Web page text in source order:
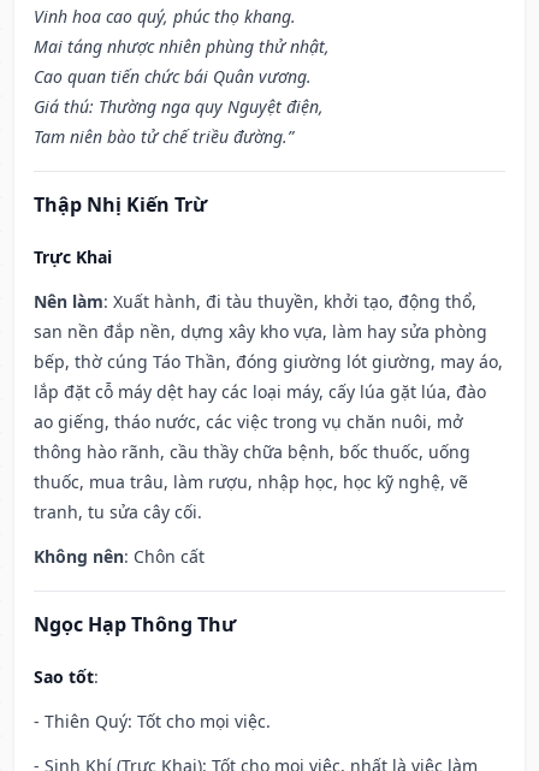
Vinh hoa cao quý, phúc thọ khang.
Mai táng nhược nhiên phùng thử nhật,
Cao quan tiến chức bái Quân vương.
Giá thú: Thường nga quy Nguyệt điện,
Tam niên bào tử chế triều đường.”
Thập Nhị Kiến Trừ
Trực Khai
Nên làm: Xuất hành, đi tàu thuyền, khởi tạo, động thổ,
san nền đắp nền, dựng xây kho vựa, làm hay sửa phòng
bếp, thờ cúng Táo Thần, đóng giường lót giường, may áo,
lắp đặt cỗ máy dệt hay các loại máy, cấy lúa gặt lúa, đào
ao giếng, tháo nước, các việc trong vụ chăn nuôi, mở
thông hào rãnh, cầu thầy chữa bệnh, bốc thuốc, uống
thuốc, mua trâu, làm rượu, nhập học, học kỹ nghệ, vẽ
tranh, tu sửa cây cối.
Không nên: Chôn cất
Ngọc Hạp Thông Thư
Sao tốt:
- Thiên Quý: Tốt cho mọi việc.
- Sinh Khí (Trực Khai): Tốt cho mọi việc, nhất là việc làm